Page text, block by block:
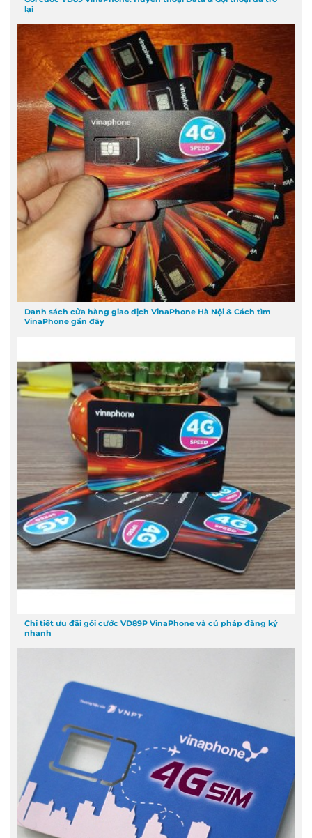
lại
Danh sách cửa hàng giao dịch VinaPhone Hà Nội & Cách tìm
VinaPhone gần đây
Chi tiết ưu đãi gói cước VD89P VinaPhone và cú pháp đăng ký
nhanh